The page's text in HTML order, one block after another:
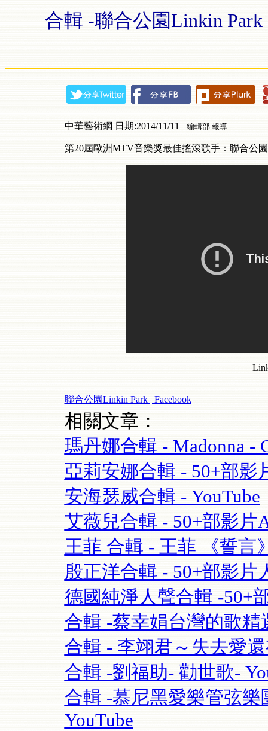
合輯 -聯合公園Linkin Park
中華藝術網 日期:2014/11/11 編輯部 報導
第20屆歐洲MTV音樂獎最佳搖滾歌手：聯合公
聯合公園Linkin Park | Facebook
相關文章：
瑪丹娜合輯 - Madonna -
亞莉安娜合輯 - 50+部影
安海瑟威合輯 - YouTube
艾薇兒合輯 - 50+部影片
王菲 合輯 - 王菲 《誓言
殷正洋合輯 - 50+部影片
德國純淨人聲合輯 -50+
合輯 -蔡幸娟台灣的歌精
合輯 - 李翊君～失去愛
合輯 -劉福助- 勸世歌-
合輯 -慕尼黑愛樂管弦樂
YouTube